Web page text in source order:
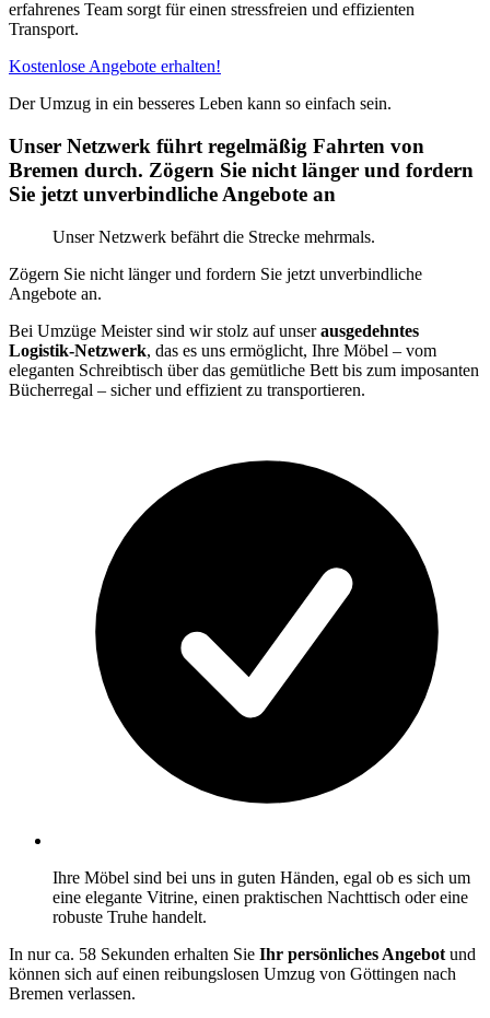
erfahrenes Team sorgt für einen stressfreien und effizienten
Transport.
Kostenlose Angebote erhalten!
Der Umzug in ein besseres Leben kann so einfach sein.
Unser Netzwerk führt regelmäßig Fahrten von
Bremen durch. Zögern Sie nicht länger und fordern
Sie jetzt unverbindliche Angebote an
Unser Netzwerk befährt die Strecke mehrmals.
Zögern Sie nicht länger und fordern Sie jetzt unverbindliche
Angebote an.
Bei Umzüge Meister sind wir stolz auf unserausgedehntes
Logistik-Netzwerk, das es uns ermöglicht, Ihre Möbel – vom
eleganten Schreibtisch über das gemütliche Bett bis zum imposanten
Bücherregal – sicher und effizient zu transportieren.
Ihre Möbel sind bei uns in guten Händen, egal ob es sich um
eine elegante Vitrine, einen praktischen Nachttisch oder eine
robuste Truhe handelt.
In nur ca. 58 Sekunden erhalten Sie Ihr persönliches Angebot und
können sich auf einen reibungslosen Umzug von Göttingen nach
Bremen verlassen.